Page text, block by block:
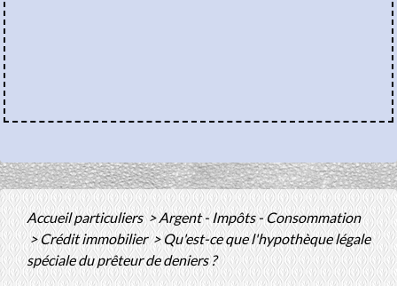
Accueil particuliers>Argent - Impôts - Consommation
>Crédit immobilier> Qu'est-ce que l'hypothèque légale
spéciale du prêteur de deniers ?